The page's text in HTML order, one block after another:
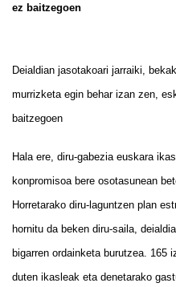
ez baitzegoen
Deialdian jasotakoari jarraiki,
murrizketa egin behar izan zen,
baitzegoen
Hala ere, diru-gabezia euskara
konpromisoa bere osotasunean
Horretarako diru-laguntzen plan
hornitu da beken diru-saila,
bigarren ordainketa burutzea. 165
duten ikasleak eta denetarako